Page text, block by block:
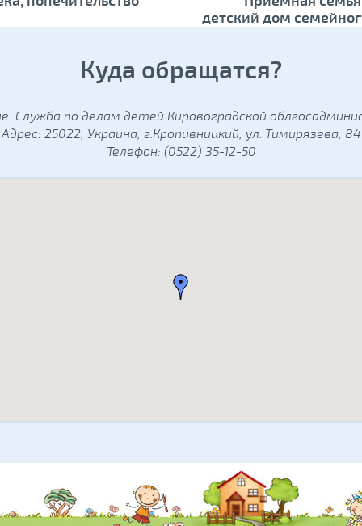
детский дом
Куда обращатся?
Служба по делам детей Кировоградской
Адрес: 25022, Украина, г.Кропивницкий, ул. Тимирязева, 84
Телефон: (0522) 35-12-50